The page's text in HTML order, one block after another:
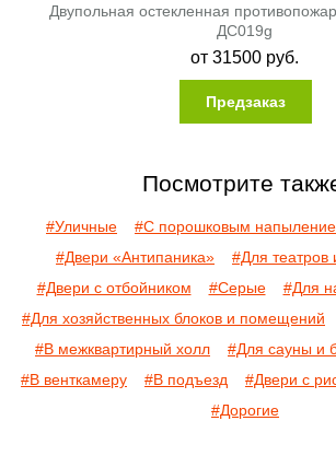
Двупольная остекленная
ДC019g
от31500 руб.
Предзаказ
Посмотрите
#Уличные #С порошковым
#Двери «Антипаника»
#Для театров
#Двери с отбойником
#Серые
#Для
#Для хозяйственных блоков и помещений
#В межквартирный холл
#Для сауны и
#В венткамеру
#В подъезд
#Двери с
#Дорогие